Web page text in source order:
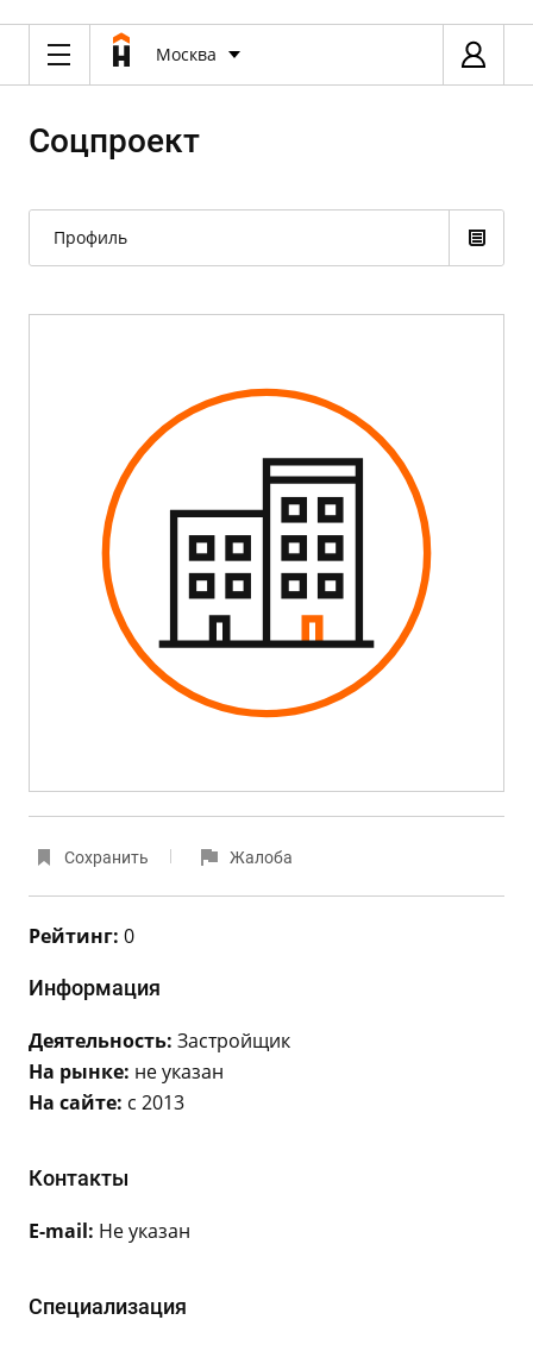
Москва
Соцпроект
Профиль
Сохранить Жалоба
Рейтинг: 0
Информация
Деятельность: Застройщик
На рынке: не указан
На сайте: с 2013
Контакты
E-mail: Не указан
Специализация